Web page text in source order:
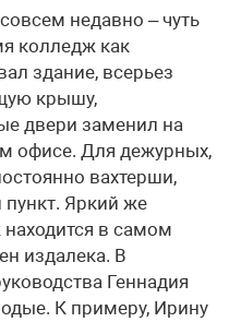
недавно – чуть
колледж как
здание, всерьез
крышу,
двери заменил на
офисе. Для дежурных,
вахтерши,
пункт. Яркий же
в самом
издалека. В
Геннадия
К примеру, Ирину